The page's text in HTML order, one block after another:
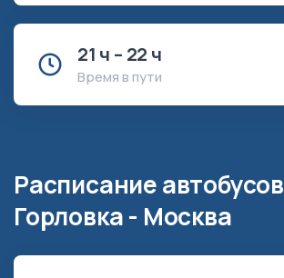
21 ч – 22 ч
Время в пути
Расписание автобусов
Горловка - Москва